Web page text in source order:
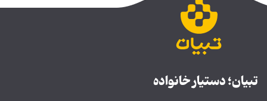
تبیان؛ دستیار خانواده